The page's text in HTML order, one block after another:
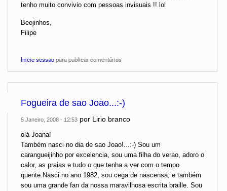
tenho muito convivio com pessoas invisuais !! lol
Beojinhos,
Filipe
Inicie sessãopara publicar comentários
Fogueira de sao Joao...:-)
5 Janeiro, 2008 - 12:53 por Lirio branco
olà Joana!
Também nasci no dia de sao Joao!...:-) Sou um
carangueijinho por excelencia, sou uma filha do verao, adoro o
calor, as praias e tudo o que tenha a ver com o tempo
quente.Nasci no ano 1982, sou cega de nascensa, e também
sou uma grande fan da nossa maravilhosa escrita braille. Sou